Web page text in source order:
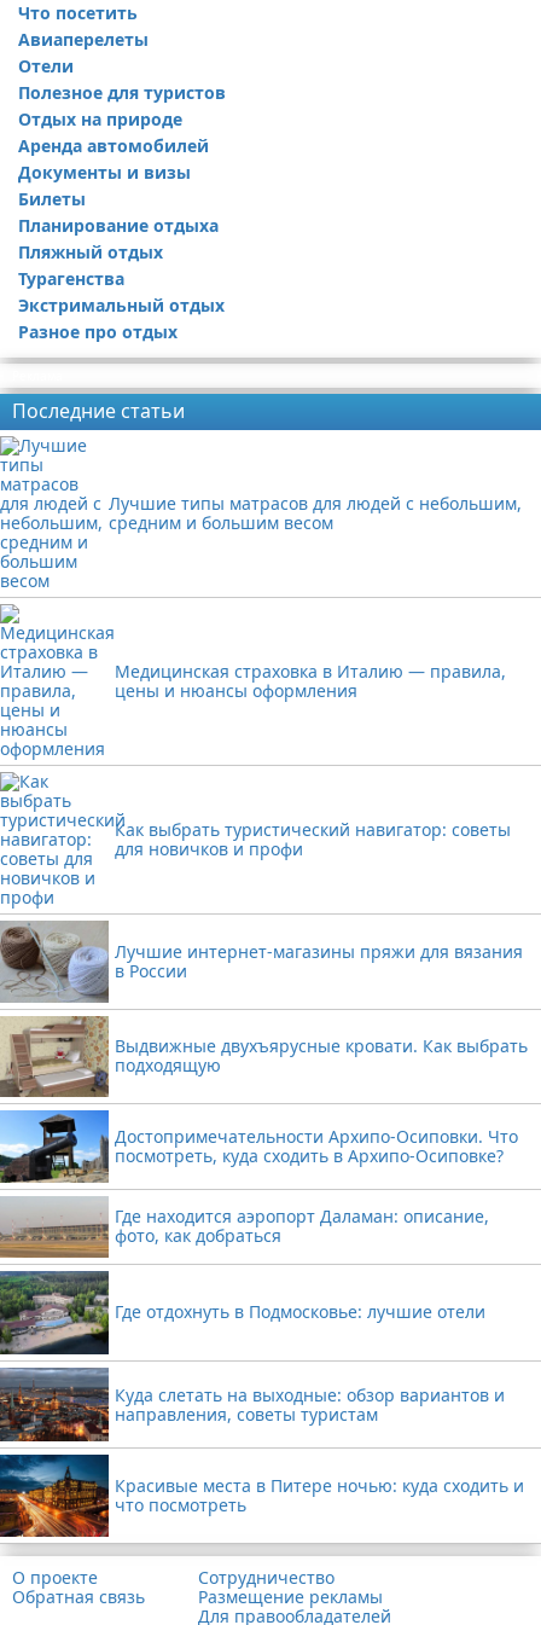
Что посетить
Авиаперелеты
Отели
Полезное для туристов
Отдых на природе
Аренда автомобилей
Документы и визы
Билеты
Планирование отдыха
Пляжный отдых
Турагенства
Экстримальный отдых
Разное про отдых
Последние статьи
Лучшие типы матрасов для людей с небольшим,
средним и большим весом
Медицинская страховка в Италию — правила,
цены и нюансы оформления
Как выбрать туристический навигатор: советы
для новичков и профи
Лучшие интернет-магазины пряжи для вязания
в России
Выдвижные двухъярусные кровати. Как выбрать
подходящую
Достопримечательности Архипо-Осиповки. Что
посмотреть, куда сходить в Архипо-Осиповке?
Где находится аэропорт Даламан: описание,
фото, как добраться
Где отдохнуть в Подмосковье: лучшие отели
Куда слетать на выходные: обзор вариантов и
направления, советы туристам
Красивые места в Питере ночью: куда сходить и
что посмотреть
О проекте
Обратная связь
Сотрудничество
Размещение рекламы
Для правообладателей